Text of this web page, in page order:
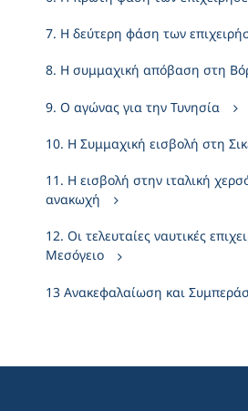
7. Η δεύτερη φάση των
8. Η συμμαχική απόβαση στη
9. Ο αγώνας για την Τυνησία
10. Η Συμμαχική εισβολή στη
11. Η εισβολή στην ιταλική
ανακωχή
12. Οι τελευταίες ναυτικές
Μεσόγειο
13 Ανακεφαλαίωση και